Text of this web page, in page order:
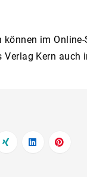
können im
Verlag Kern